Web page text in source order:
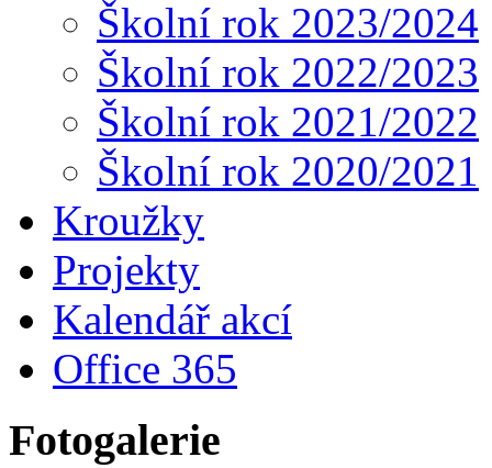
Školní rok 2023/2024
Školní rok 2022/2023
Školní rok 2021/2022
Školní rok 2020/2021
Kroužky
Projekty
Kalendář akcí
Office 365
Fotogalerie